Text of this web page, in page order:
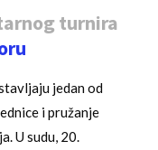
turnira
jedan od
i pružanje
U sudu, 20.